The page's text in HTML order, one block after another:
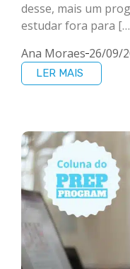
desse, mais um
estudar fora para
Ana Moraes 26/09/
LER MAIS